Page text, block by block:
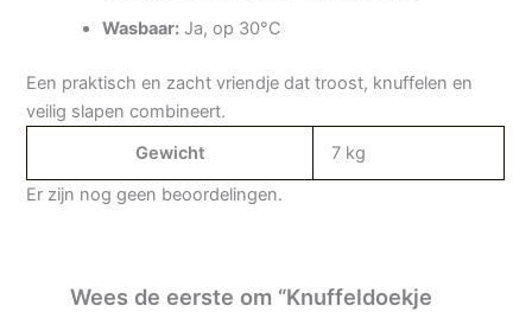
Wasbaar: Ja, op 30°C
Een praktisch en zacht vriendje dat troost, knuffelen en
veilig slapen combineert.
Gewicht
7 kg
Er zijn nog geen beoordelingen.
Wees de eerste om “Knuffeldoekje